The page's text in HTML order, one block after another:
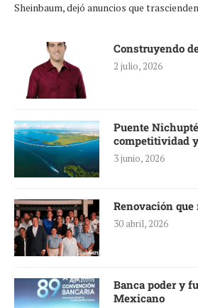
Sheinbaum, dejó anuncios que
Construyendo
2 julio, 2026
Puente
competitividad
3 junio, 2026
Renovación
30 abril, 2026
Banca poder y
Mexicano